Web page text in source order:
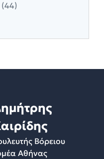
(44)
Βόρειου
Αθήνας